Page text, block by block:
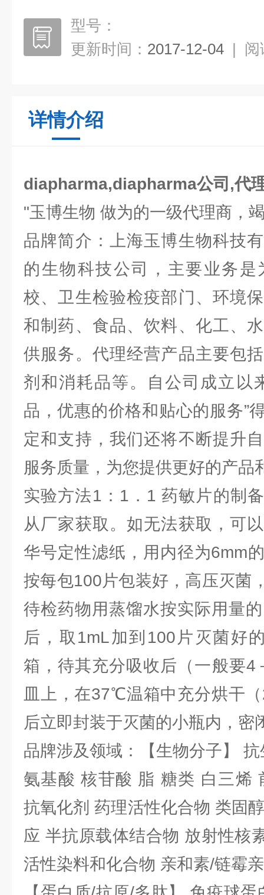
型号：
更新时间： 2017-12-04 | 阅
详情介绍
diapharma,diapharma公司,代
"玉博生物 做为的一级代理商，
品牌简介：上海玉博生物科技
的生物科技公司，主要业务
校、卫生检验检疫部门、环境
和制药、食品、饮料、化工、
供服务。代理经营产品主要包
剂和消耗品等。自公司成立以
品，优惠的价格和贴心的服务”
定和支持，我们还将不断提升
服务质量，为您提供更好的产品
实验方法1：1．1 药敏片的制
从厂家获取。如无法获取，可
华号定性滤纸，用内径为6mm
按每包100片包装好，高压灭菌
待检药物用蒸馏水按实际用量
后，取1mL加到100片灭菌好
箱，待其充分吸收后（一般要4
皿上，在37℃温箱中充分烘干
后立即封装于灭菌的小瓶内，密
品牌涉及领域：【生物分子】
氨基酸 核苷酸 脂 糖类 白三烯
抗氧化剂 药理活性化合物 类固
应 半抗原载体结合物 放射性核
活性染料和化合物 亲和素/链霉